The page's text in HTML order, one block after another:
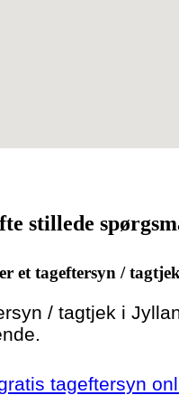
stillede
et tageftersyn /
/ tagtjek i
tageftersyn